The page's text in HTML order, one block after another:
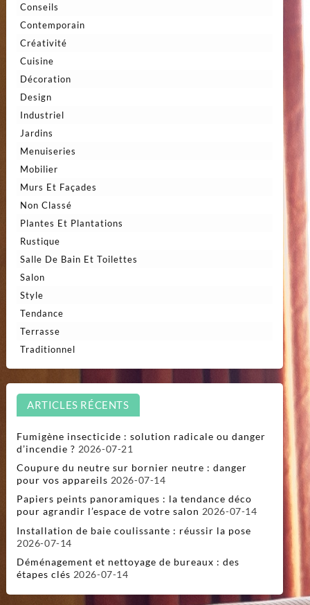
Conseils
Contemporain
Créativité
Cuisine
Décoration
Design
Industriel
Jardins
Menuiseries
Mobilier
Murs Et Façades
Non Classé
Plantes Et Plantations
Rustique
Salle De Bain Et Toilettes
Salon
Style
Tendance
Terrasse
Traditionnel
ARTICLES RÉCENTS
Fumigène insecticide : solution radicale ou danger
d’incendie ? 2026-07-21
Coupure du neutre sur bornier neutre : danger
pour vos appareils 2026-07-14
Papiers peints panoramiques : la tendance déco
pour agrandir l’espace de votre salon 2026-07-14
Installation de baie coulissante : réussir la pose
2026-07-14
Déménagement et nettoyage de bureaux : des
étapes clés 2026-07-14